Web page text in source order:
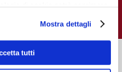
di cookie potrà esprimere
preferenze può chiudere
x; in tal caso potranno
strettamente necessari al
“Maggiori Informazioni” la
Mostra dettagli
tutti